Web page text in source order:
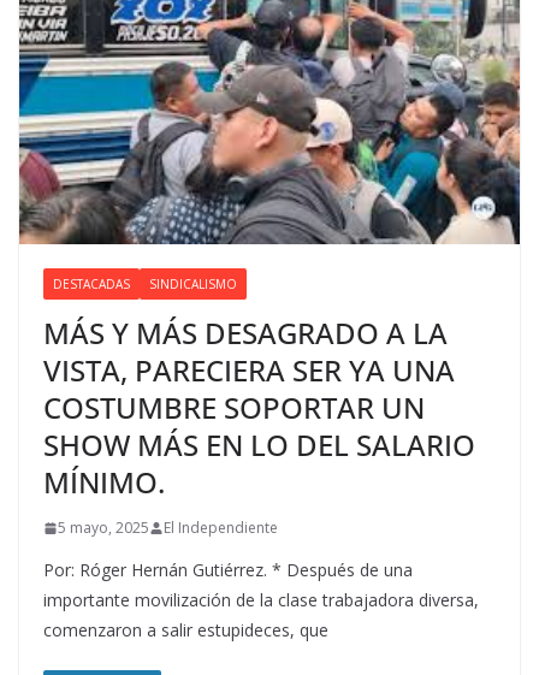
DESTACADAS SINDICALISMO
MÁS Y MÁS DESAGRADO A LA
VISTA, PARECIERA SER YA UNA
COSTUMBRE SOPORTAR UN
SHOW MÁS EN LO DEL SALARIO
MÍNIMO.
5 mayo, 2025 El Independiente
Por: Róger Hernán Gutiérrez. * Después de una
importante movilización de la clase trabajadora diversa,
comenzaron a salir estupideces, que